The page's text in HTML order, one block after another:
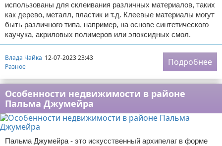
использованы для склеивания различных материалов, таких
как дерево, металл, пластик и т.д. Клеевые материалы могут
быть различного типа, например, на основе синтетического
каучука, акриловых полимеров или эпоксидных смол.
Влада Чайка 12-07-2023 23:43
Разное
Подробнее
Особенности недвижимости в районе
Пальма Джумейра
Пальма Джумейра - это искусственный архипелаг в форме